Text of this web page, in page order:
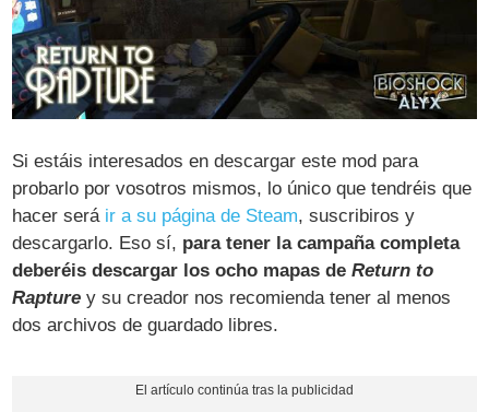
Si estáis interesados en descargar este mod para
probarlo por vosotros mismos, lo único que tendréis que
hacer será ir a su página de Steam, suscribiros y
descargarlo. Eso sí, para tener la campaña completa
deberéis descargar los ocho mapas deReturn to
Rapture y su creador nos recomienda tener al menos
dos archivos de guardado libres.